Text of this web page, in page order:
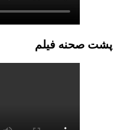
پشت صحنه فيلم